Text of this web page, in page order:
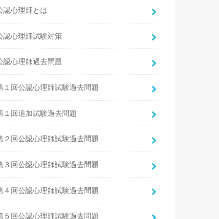
認心理師とは
認心理師試験対策
認心理師過去問題
１回公認心理師試験過去問題
１回追加試験過去問題
２回公認心理師試験過去問題
３回公認心理師試験過去問題
４回公認心理師試験過去問題
５回公認心理師試験過去問題